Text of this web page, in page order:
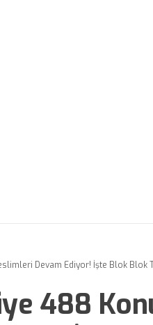
Devam Ediyor! İşte Blok Blok
488